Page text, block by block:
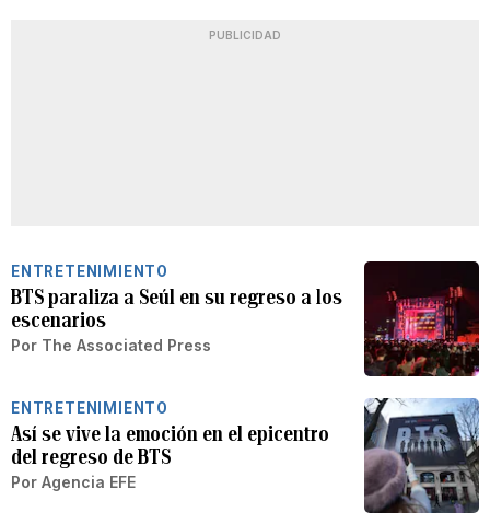
PUBLICIDAD
ENTRETENIMIENTO
BTS paraliza a Seúl en su regreso a los
escenarios
Por The Associated Press
ENTRETENIMIENTO
Así se vive la emoción en el epicentro
del regreso de BTS
Por Agencia EFE